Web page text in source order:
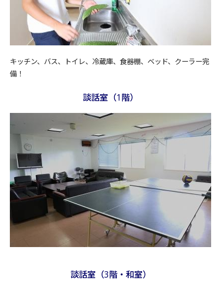
キッチン、バス、トイレ、冷蔵庫、食器棚、ベッド、クーラー完
備！
談話室（1階）
談話室（3階・和室）